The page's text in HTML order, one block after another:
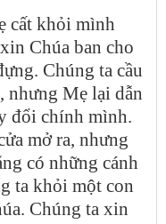
cất khỏi mình
Chúa ban cho
Chúng ta cầu
nhưng Mẹ lại dẫn
đổi chính mình.
mở ra, nhưng
có những cánh
ta khỏi một con
Chúng ta xin